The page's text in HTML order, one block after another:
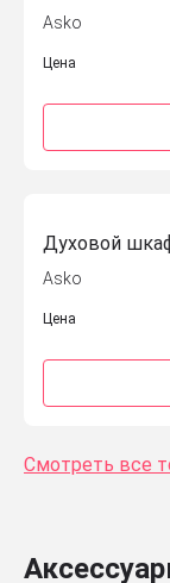
Asko
Цена
Духовой
Asko
Цена
Смотреть все